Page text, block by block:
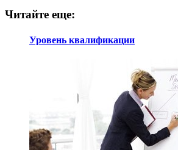
Читайте еще:
Уровень квалификации